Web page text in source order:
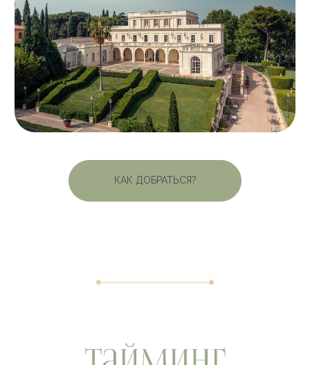
КАК ДОБРАТЬСЯ?